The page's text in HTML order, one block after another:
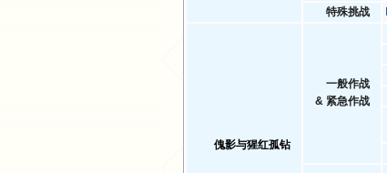
特殊挑战
傀影与猩红孤钻
一般作战
& 紧急作战